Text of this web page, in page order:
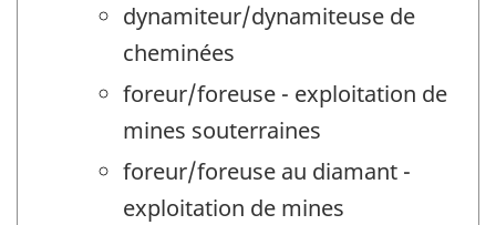
dynamiteur/dynamiteuse de
cheminées
foreur/foreuse - exploitation de
mines souterraines
foreur/foreuse au diamant -
exploitation de mines